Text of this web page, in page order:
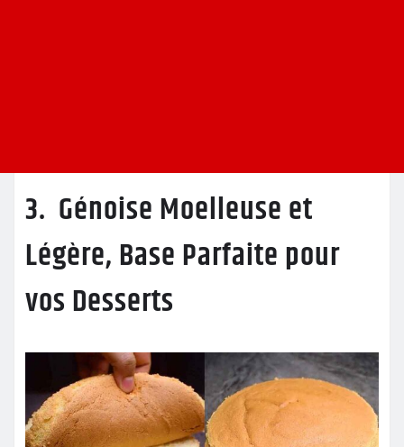
3. Génoise Moelleuse et
Légère, Base Parfaite pour
vos Desserts